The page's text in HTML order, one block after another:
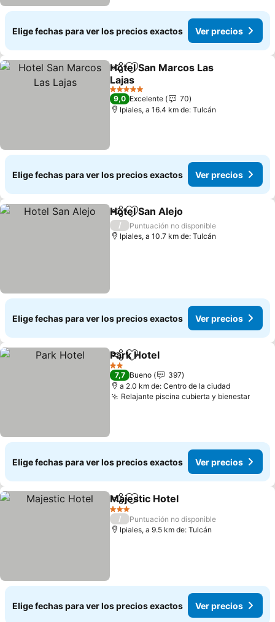
Elige fechas para ver los precios exactos Ver precios
CompartirAgregar a favoritos
Hotel San Marcos Las
Lajas
5 Estrellas
9,0 Excelente
70
Ipiales, a 16.4 km de: Tulcán
Elige fechas para ver los precios exactos Ver precios
CompartirAgregar a favoritos
Hotel San Alejo
/
Puntuación no disponible
Ipiales, a 10.7 km de: Tulcán
Elige fechas para ver los precios exactos Ver precios
CompartirAgregar a favoritos
Park Hotel
2 Estrellas
7,7 Bueno
397
a 2.0 km de: Centro de la ciudad
Relajante piscina cubierta y bienestar
Elige fechas para ver los precios exactos Ver precios
CompartirAgregar a favoritos
Majestic Hotel
3 Estrellas
/
Puntuación no disponible
Ipiales, a 9.5 km de: Tulcán
Elige fechas para ver los precios exactos Ver precios